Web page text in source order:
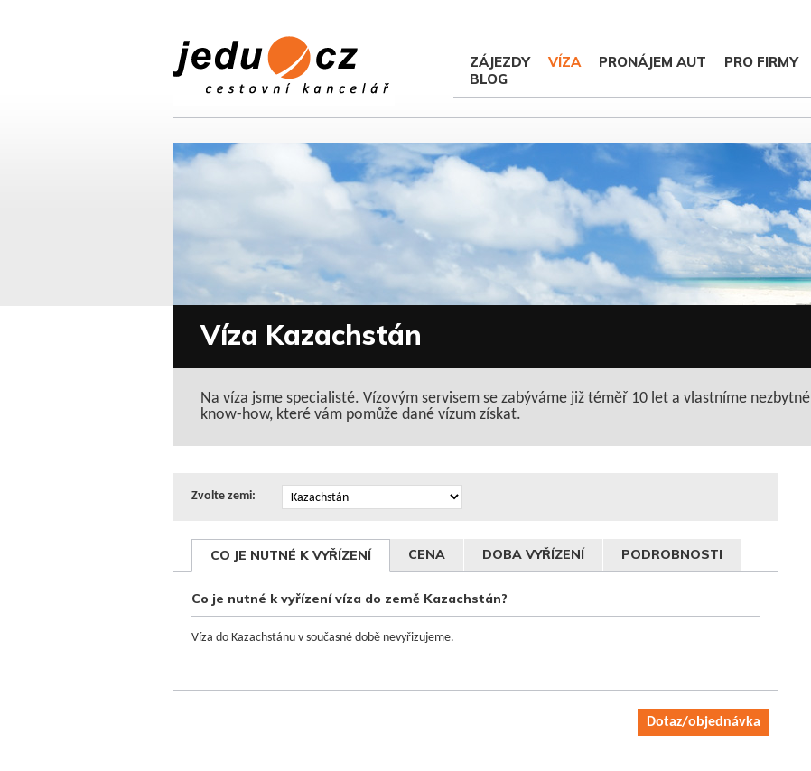
ZÁJEZDY VÍZA PRONÁJEM AUT PRO FIRMY
BLOG
Víza Kazachstán
Na víza jsme specialisté. Vízovým servisem se zabýváme již téměř 10 let a vlastníme nezbytné
know-how, které vám pomůže dané vízum získat.
Zvolte zemi:
CO JE NUTNÉ K VYŘÍZENÍ CENA DOBA VYŘÍZENÍ PODROBNOSTI
Co je nutné k vyřízení víza do země Kazachstán?
Víza do Kazachstánu v současné době nevyřizujeme.
Dotaz/objednávka